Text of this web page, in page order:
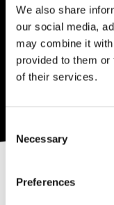
We also share
our social media,
may combine it
provided to them
of their services.
Necessary
Preferences
Hybrid Upbuilt